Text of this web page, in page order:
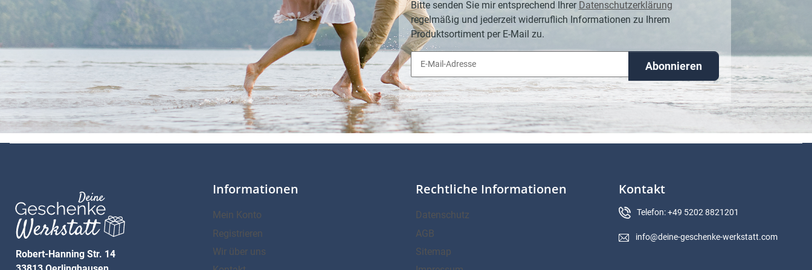
Bitte senden Sie mir entsprechend Ihrer Datenschutzerklärung
regelmäßig und jederzeit widerruflich Informationen zu Ihrem
Produktsortiment per E-Mail zu.
Abonnieren
Robert-Hanning Str. 14
Informationen
Mein Konto
Registrieren
Wir über uns
Rechtliche Informationen
Datenschutz
AGB
Sitemap
Kontakt
Telefon: +49 5202 8821201
info@deine-geschenke-werkstatt.com